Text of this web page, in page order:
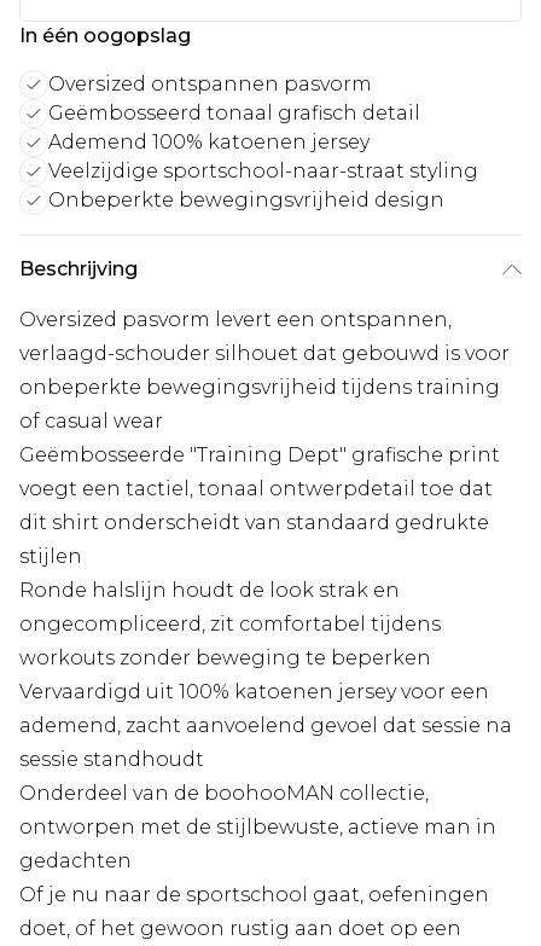
In één oogopslag
Oversized ontspannen pasvorm
Geëmbosseerd tonaal grafisch detail
Ademend 100% katoenen jersey
Veelzijdige sportschool-naar-straat styling
Onbeperkte bewegingsvrijheid design
Beschrijving
Oversized pasvorm levert een ontspannen,
verlaagd-schouder silhouet dat gebouwd is voor
onbeperkte bewegingsvrijheid tijdens training
of casual wear
Geëmbosseerde "Training Dept" grafische print
voegt een tactiel, tonaal ontwerpdetail toe dat
dit shirt onderscheidt van standaard gedrukte
stijlen
Ronde halslijn houdt de look strak en
ongecompliceerd, zit comfortabel tijdens
workouts zonder beweging te beperken
Vervaardigd uit 100% katoenen jersey voor een
ademend, zacht aanvoelend gevoel dat sessie na
sessie standhoudt
Onderdeel van de boohooMAN collectie,
ontworpen met de stijlbewuste, actieve man in
gedachten
Of je nu naar de sportschool gaat, oefeningen
doet, of het gewoon rustig aan doet op een